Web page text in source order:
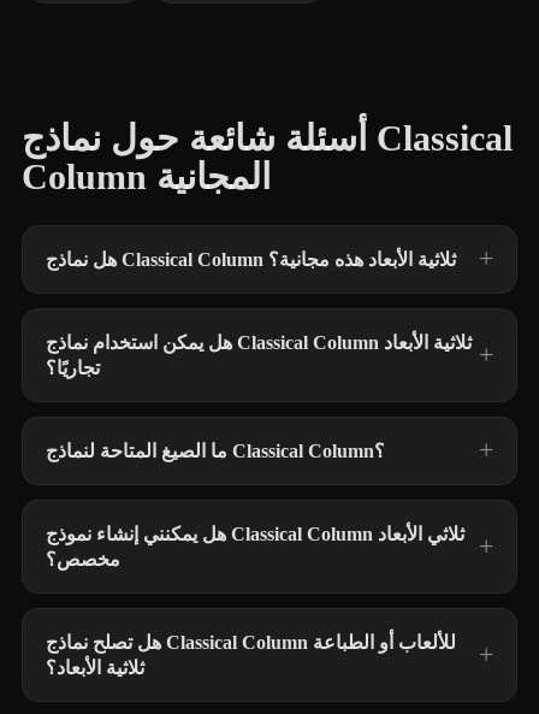
أسئلة شائعة حول نماذج Classical
Column المجانية
هل نماذج Classical Column ثلاثية الأبعاد هذه مجانية؟
هل يمكن استخدام نماذج Classical Column ثلاثية الأبعاد
تجاريًا؟
ما الصيغ المتاحة لنماذج Classical Column؟
هل يمكنني إنشاء نموذج Classical Column ثلاثي الأبعاد
مخصص؟
هل تصلح نماذج Classical Column للألعاب أو الطباعة
ثلاثية الأبعاد؟